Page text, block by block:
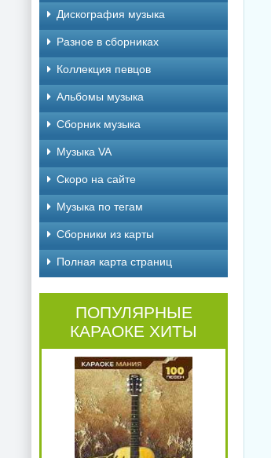
Дискография музыка
Разное в сборниках
Коллекция певцов
Альбомы музыка
Сборник музыка
Музыка VA
Скоро на сайте
Музыка по тегам
Cборники из карты
Полная карта страниц
ПОПУЛЯРНЫЕ
КАРАОКЕ ХИТЫ